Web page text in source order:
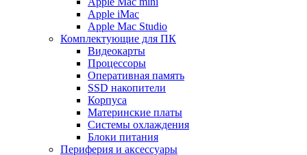
Apple iMac
Apple Mac Studio
Комплектующие для ПК
Видеокарты
Процессоры
Оперативная память
SSD накопители
Корпуса
Материнские платы
Системы охлаждения
Блоки питания
Периферия и аксессуары